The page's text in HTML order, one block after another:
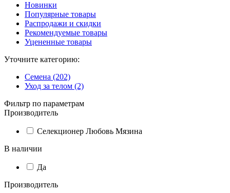
Новинки
Популярные товары
Распродажи и скидки
Рекомендуемые товары
Уцененные товары
Уточните категорию:
Семена (202)
Уход за телом (2)
Фильтр по параметрам
Производитель
Селекционер Любовь Мязина
В наличии
Да
Производитель